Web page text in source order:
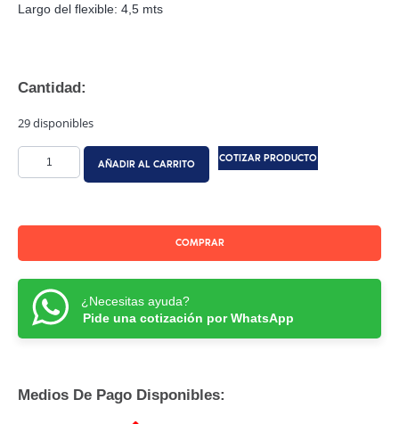
Largo del flexible: 4,5 mts
Cantidad:
29 disponibles
AÑADIR AL CARRITO COTIZAR PRODUCTO
COMPRAR
¿Necesitas ayuda?
Pide una cotización por WhatsApp
Medios De Pago Disponibles: